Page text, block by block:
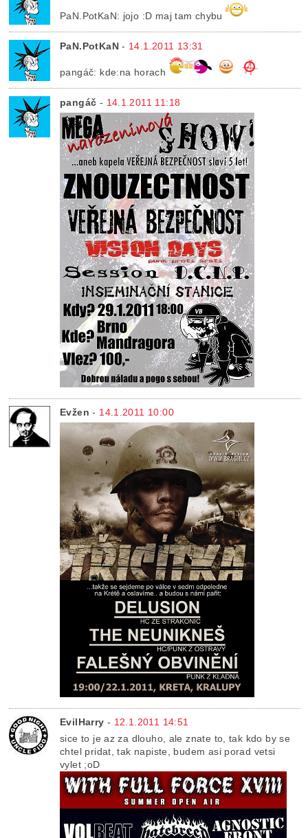
PaN.PotKaN: jojo :D maj tam chybu
PaN.PotKaN- 14.1.2011 13:31
pangáč: kde:na horach
pangáč - 14.1.2011 11:18
Evžen - 14.1.2011 10:00
EvilHarry - 12.1.2011 14:51
sice to je az za dlouho, ale znate to, tak kdo by se
chtel pridat, tak napiste, budem asi porad vetsi
vylet ;oD